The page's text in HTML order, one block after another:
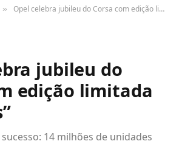
» Opel celebra jubileu do Corsa com edição limitada “40 Years”
jubileu do
edição limitada
14 milhões de unidades